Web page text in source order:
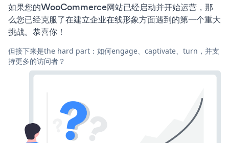
如果您的WooCommerce网站已经启动并开始运营，那
么您已经克服了在建立企业在线形象方面遇到的第一个重大
挑战。恭喜你！
但接下来是the hard part：如何engage、captivate、turn，并支
持更多的访问者？